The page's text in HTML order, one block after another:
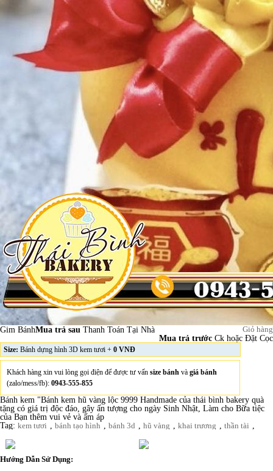
Gim Bánh Giỏ hàng
Mua trả sau Thanh Toán Tại Nhà
Mua trả trước Ck hoặc Đặt Cọc
Size: Bánh dựng hình 3D kem tươi + 0 VNĐ
Khách hàng xin vui lòng gọi điện để được tư vấn size bánh và giá bánh
(zalo/mess/fb): 0943-555-855
Bánh kem "Bánh kem hũ vàng lộc 9999 Handmade của thái bình bakery quà
tặng có giá trị độc đáo, gây ấn tượng cho ngày Sinh Nhật, Làm cho Bữa tiệc
của Bạn thêm vui vẻ và ấm áp
Tag: kem tươi bánh tạo hình bánh 3d hũ vàng khai trương thần tài
Hướng Dẫn Sử Dụng: